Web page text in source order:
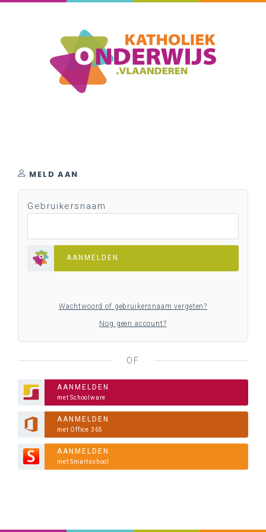
MELD AAN
Gebruikersnaam
AANMELDEN
Wachtwoord of gebruikersnaam vergeten?
Nog geen account?
OF
AANMELDEN
met Schoolware
AANMELDEN
met Office 365
AANMELDEN
met Smartschool